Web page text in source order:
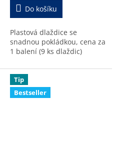
4,0
5
hvězdiček.
Do košíku
Plastová dlaždice se
snadnou pokládkou, cena za
1 balení (9 ks dlaždic)
Tip
Bestseller